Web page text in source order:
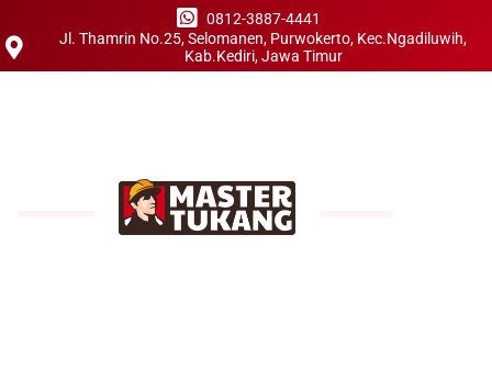
0812-3887-4441
Jl. Thamrin No.25, Selomanen, Purwokerto, Kec.Ngadiluwih,
Kab.Kediri, Jawa Timur